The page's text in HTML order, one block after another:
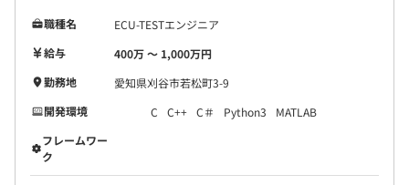
職種名
ECU-TESTエンジニア
給与
400万 〜 1,000万円
勤務地
愛知県刈谷市若松町3-9
開発環境
C C++ C＃ Python3
MATLAB
フレームワー
ク